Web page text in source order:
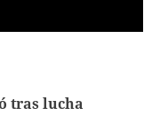
tras lucha